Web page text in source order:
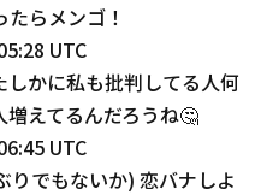
らメンゴ！
UTC
かに私も批判してる人何
えてるんだろうね🤔
UTC
りでもないか) 恋バナしよ